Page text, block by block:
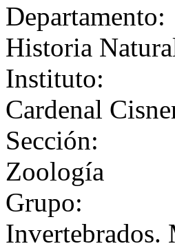
Departamento:
Historia
Instituto:
Cardenal
Sección:
Zoología
Grupo:
Invertebrados.